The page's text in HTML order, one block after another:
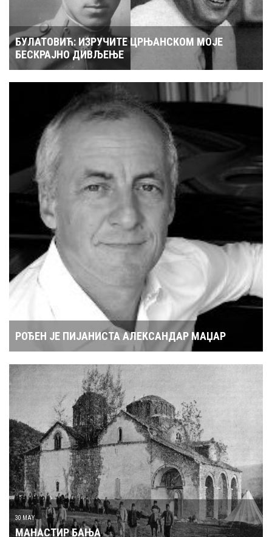
БУЛАТОВИЋ: ИЗРУЧИТЕ ЦРЊАНСКОМ МОЈЕ
БЕСКРАЈНО ДИВЉЕЊЕ
РОЂЕН ЈЕ ПИЈАНИСТА АЛЕКСАНДАР МАЏАР
30 MAY
МАНАСТИР БАЊА